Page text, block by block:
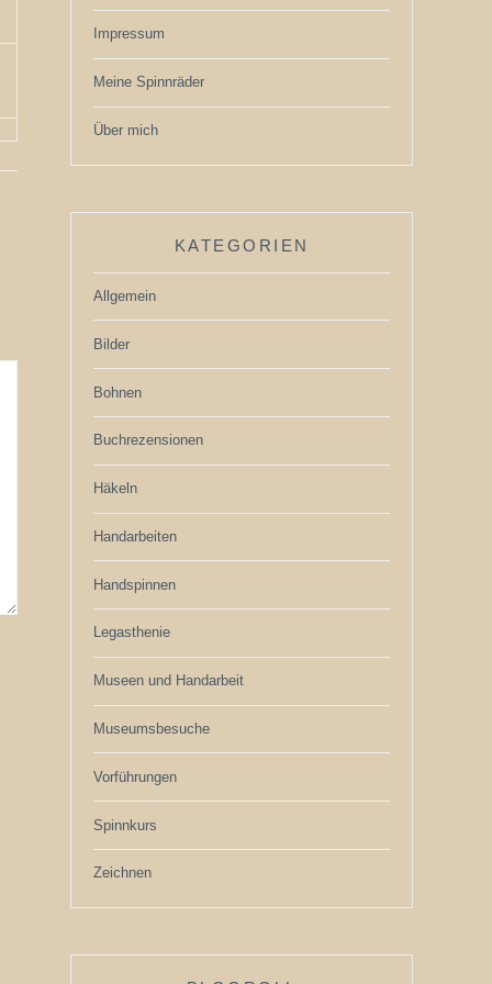
Impressum
Meine Spinnräder
Über mich
KATEGORIEN
Allgemein
Bilder
Bohnen
Buchrezensionen
Häkeln
Handarbeiten
Handspinnen
Legasthenie
Museen und Handarbeit
Museumsbesuche
Vorführungen
Spinnkurs
Zeichnen